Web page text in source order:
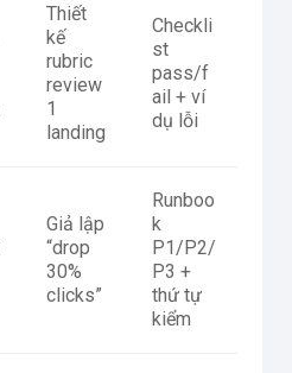
Thiết
kế
rubric
review
1
landing
Checkli
st
pass/f
ail + ví
dụ lỗi
Giả lập
“drop
30%
clicks”
Runboo
k
P1/P2/
P3 +
thứ tự
kiểm